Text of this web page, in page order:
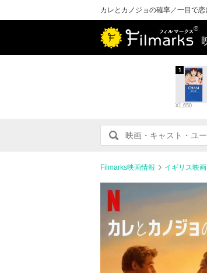
カレとカノジョの確率／一目で
¥1,650
1
Filmarks映画情報 イギリス映画